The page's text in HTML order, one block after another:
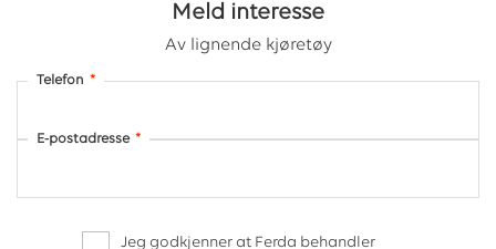
Meld interesse
Av lignende kjøretøy
Telefon *
E-postadresse *
Jeg godkjenner at Ferda behandler